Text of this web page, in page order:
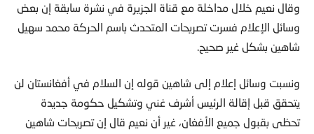
وقال نعيم خلال مداخلة مع قناة الجزيرة في نشرة سابقة إن بعض
وسائل الإعلام فسرت تصريحات المتحدث باسم الحركة محمد سهيل
شاهين بشكل غير صحيح.
ونسبت وسائل إعلام إلى شاهين قوله إن السلام في أفغانستان لن
يتحقق قبل إقالة الرئيس أشرف غني وتشكيل حكومة جديدة
تحظى بقبول جميع الأفغان، غير أن نعيم قال إن تصريحات شاهين